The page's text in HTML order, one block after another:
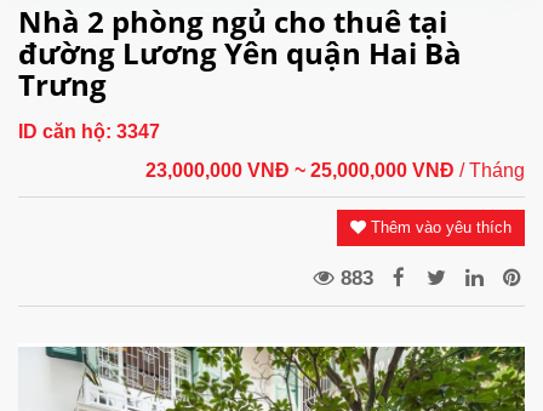
Nhà 2 phòng ngủ cho thuê tại
đường Lương Yên quận Hai Bà
Trưng
ID căn hộ: 3347
23,000,000 VNĐ ~ 25,000,000 VNĐ / Tháng
Thêm vào yêu thích
883